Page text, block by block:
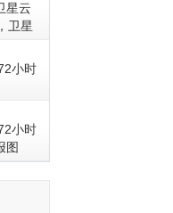
星云
卫星
小时
小时
图